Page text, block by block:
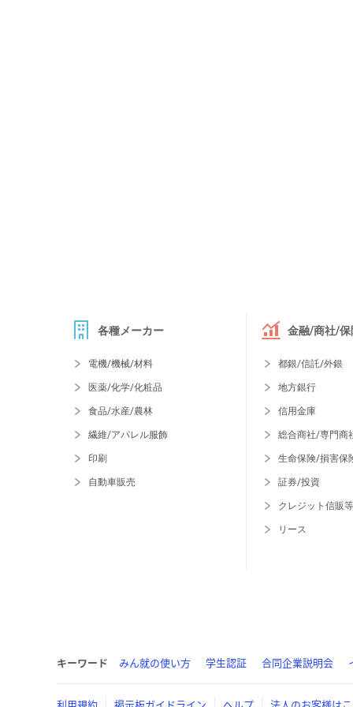
各種メーカー
電機/機械/材料
医薬/化学/化粧品
食品/水産/農林
繊維/アパレル服飾
印刷
自動車販売
金融/商社/保
都銀/信託/外銀
地方銀行
信用金庫
総合商社/専門商
生命保険/損害保
証券/投資
クレジット信販等
リース
キーワード みん就の使い方 学生認証 合同企業説明会